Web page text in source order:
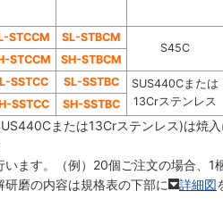
STCCM
SL-STBCM
S45C
STCCM
SH-STBCM
SSTCC SL-SSTBC
SUS440Cまたは
13Crステンレス
SSTCC SH-SSTBC
または13Crステンレス)は焼
ます。（例）20個ご注文の場合、1
磨の内容は規格表の下部に 詳細図